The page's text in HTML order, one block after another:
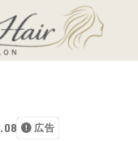
広告